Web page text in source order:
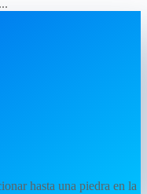
hasta una piedra en la